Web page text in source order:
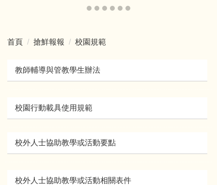
首頁 搶鮮報報 校園規範
教師輔導與管教學生辦法
校園行動載具使用規範
校外人士協助教學或活動要點
校外人士協助教學或活動相關表件